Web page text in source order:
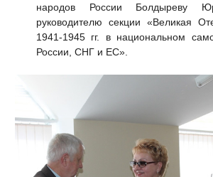
народов России Болдыреву
руководителю секции «Великая
1941-1945 гг. в национальном
России, СНГ и ЕС».